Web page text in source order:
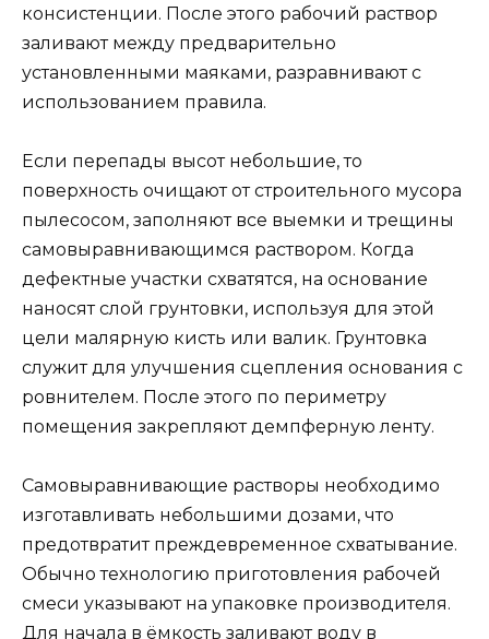
консистенции. После этого рабочий раствор
заливают между предварительно
установленными маяками, разравнивают с
использованием правила.
Если перепады высот небольшие, то
поверхность очищают от строительного мусора
пылесосом, заполняют все выемки и трещины
самовыравнивающимся раствором. Когда
дефектные участки схватятся, на основание
наносят слой грунтовки, используя для этой
цели малярную кисть или валик. Грунтовка
служит для улучшения сцепления основания с
ровнителем. После этого по периметру
помещения закрепляют демпферную ленту.
Самовыравнивающие растворы необходимо
изготавливать небольшими дозами, что
предотвратит преждевременное схватывание.
Обычно технологию приготовления рабочей
смеси указывают на упаковке производителя.
Для начала в ёмкость заливают воду в